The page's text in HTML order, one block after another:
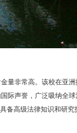
量非常高。该校在亚
际声誉，广泛吸纳全
备高级法律知识和研